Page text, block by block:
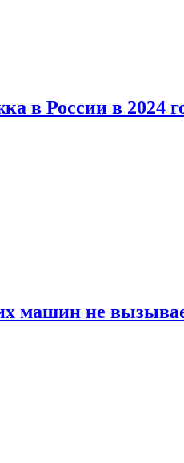
в России в 2024
машин не